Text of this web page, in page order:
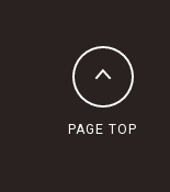
PAGE TOP